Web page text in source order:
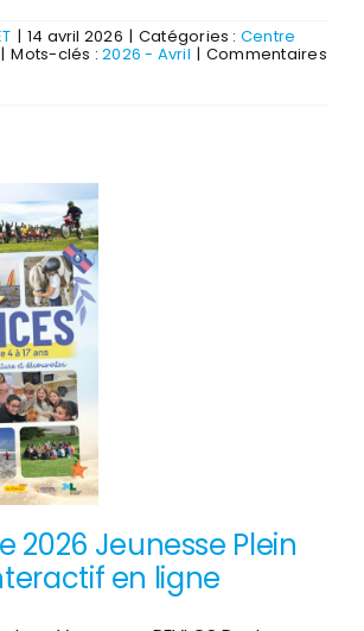
| 14 avril 2026 | Catégories : Centre
| Mots-clés :2026 - Avril | Commentaires
2026 Jeunesse Plein
en ligne